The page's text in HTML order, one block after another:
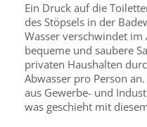
Ein Druck auf die
des Stöpsels in der
Wasser verschwindet im
bequeme und saubere
privaten Haushalten
Abwasser pro Person
aus Gewerbe- und
was geschieht mit